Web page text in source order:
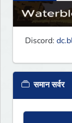
Discord:
समान सर्वर